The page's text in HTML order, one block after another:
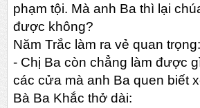
phạm tội. Mà anh Ba thì lại
được không?
Năm Trắc làm ra vẻ quan trọng:
- Chị Ba còn chẳng làm được
các cửa mà anh Ba quen biết
Bà Ba Khắc thở dài: